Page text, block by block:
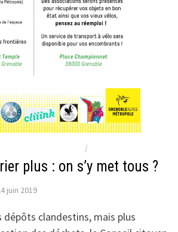
/
plus : on s’y met tous ?
juin 2019
dépôts clandestins, mais plus